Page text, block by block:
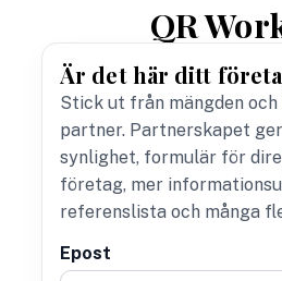
QR
Är det här ditt
Stick ut från mängden
partner. Partnerskapet
synlighet, formulär för
företag, mer
referenslista och många
Epost